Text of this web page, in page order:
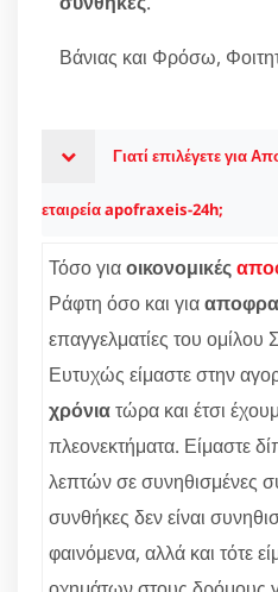
Βάνιας και Φρόσω,
Γιατί επιλέγετε για
εταιρεία apofraxeis-24h;
Τόσο γιαοικονομικές
Ράφτη όσο και για
επαγγελματίες του
Ευτυχώς είμαστε στην
χρόνιατώρα και έτσι
πλεονεκτήματα. Είμαστε
λεπτών σε συνηθισμένες
συνθήκες δεν είναι
φαινόμενα, αλλά και τότε